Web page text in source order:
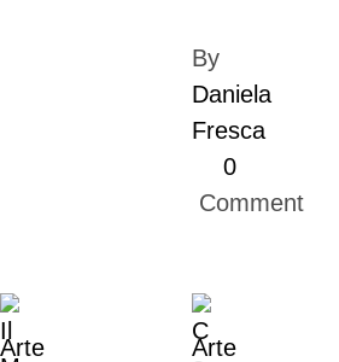
By
Daniela
Fresca
0
Comment
Arte
Arte